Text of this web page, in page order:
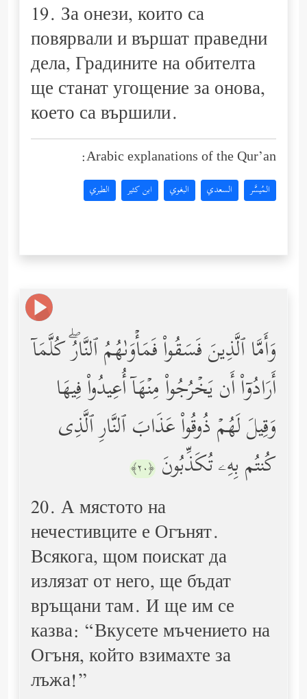
19. За онези, които са
повярвали и вършат праведни
дела, Градините на обителта
ще станат­ угощение за онова,
което са вършили.
Arabic explanations of the Qur’an:
المُيسَّر السعدي البغوي ابن كثير الطبري
وَأَمَّا ٱلَّذِینَ فَسَقُواْ فَمَأۡوَىٰهُمُ ٱلنَّارُۖ كُلَّمَاۤ
أَرَادُوۤاْ أَن یَخۡرُجُواْ مِنۡهَاۤ أُعِیدُواْ فِیهَا
وَقِیلَ لَهُمۡ ذُوقُواْ عَذَابَ ٱلنَّارِ ٱلَّذِی
كُنتُم بِهِۦ تُكَذِّبُونَ ﴿٢٠﴾
20. А мястото на
нечестивците е Огънят.
Всякога, щом поискат да
излязат от него, ще бъдат
връщани там. И ще им се
казва: “Вкусете мъчението на
Огъня, който взимахте за
лъжа!”